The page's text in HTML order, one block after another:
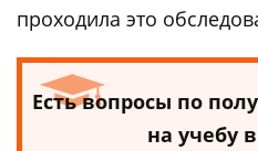
проходила это
Есть вопросы по
на учебу